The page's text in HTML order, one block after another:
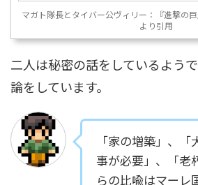
マガト隊長とタイバー公ヴィリー：『進撃の
より引用
二人は秘密の話をしているよう
論をしています。
「家の増築」、
事が必要」、「老
らの比喩はマーレ